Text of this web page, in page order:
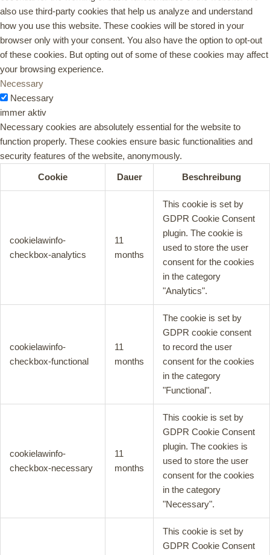
also use third-party cookies that help us analyze and understand
how you use this website. These cookies will be stored in your
browser only with your consent. You also have the option to opt-out
of these cookies. But opting out of some of these cookies may affect
your browsing experience.
Necessary
Necessary
immer aktiv
Necessary cookies are absolutely essential for the website to
function properly. These cookies ensure basic functionalities and
security features of the website, anonymously.
Cookie Dauer Beschreibung
cookielawinfo-
checkbox-analytics
11
months
This cookie is set by
GDPR Cookie Consent
plugin. The cookie is
used to store the user
consent for the cookies
in the category
"Analytics".
cookielawinfo-
checkbox-functional
11
months
The cookie is set by
GDPR cookie consent
to record the user
consent for the cookies
in the category
"Functional".
cookielawinfo-
checkbox-necessary
11
months
This cookie is set by
GDPR Cookie Consent
plugin. The cookies is
used to store the user
consent for the cookies
in the category
"Necessary".
This cookie is set by
GDPR Cookie Consent